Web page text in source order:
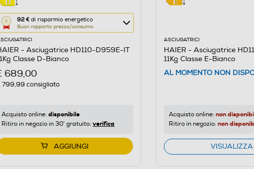
92 € di risparmio energetico
Buon rapporto prezzo/consumo
Questa
di
Youreko.
- Asciugatrice HD110-D959E-IT
Classe D-Bianco
689,00
799,99 consigliato
Acquisto online: disponibile
Ritiro in negozio in 30' gratuito: verifica
AGGIUNGI
ASCIUGATRICI
HAIER - Asciugatrice
11Kg Classe E-Bianco
AL MOMENTO NON
Acquisto online: non
Ritiro in negozio: non
VISUALIZZA